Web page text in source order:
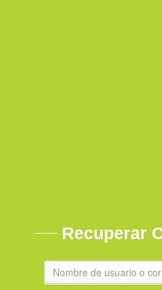
Recuperar